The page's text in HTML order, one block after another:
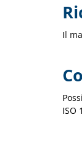
Il
ISO